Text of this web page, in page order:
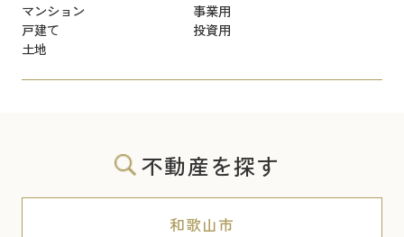
マンション
事業用
戸建て
投資用
土地
不動産を探す
和歌山市